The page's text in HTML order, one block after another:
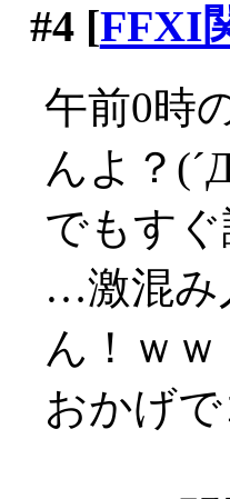
#4[FFXI
午前0時
んよ？
でもす
…激混み
ん！ｗｗ
おかげ